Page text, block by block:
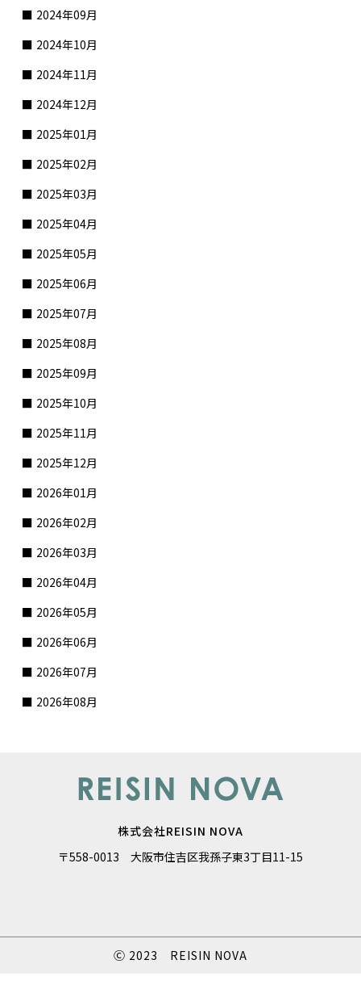
2024年09月
2024年10月
2024年11月
2024年12月
2025年01月
2025年02月
2025年03月
2025年04月
2025年05月
2025年06月
2025年07月
2025年08月
2025年09月
2025年10月
2025年11月
2025年12月
2026年01月
2026年02月
2026年03月
2026年04月
2026年05月
2026年06月
2026年07月
2026年08月
株式会社REISIN NOVA
〒558-0013 大阪市住吉区我孫子東3丁目11-15
Ⓒ 2023 REISIN NOVA